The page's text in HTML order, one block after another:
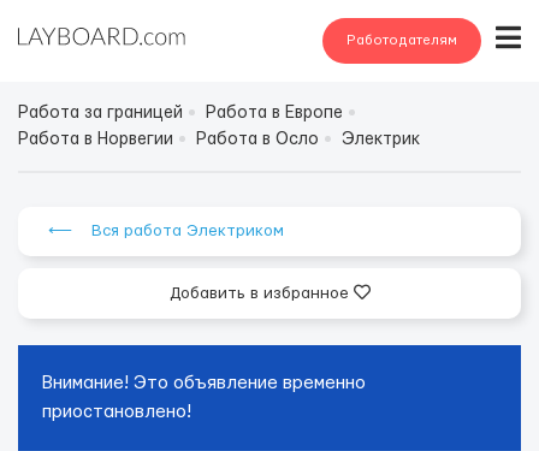
Работодателям
Работа за границей
Работа в Европе
Работа в Норвегии
Работа в Осло Электрик
⟵ Вся работа Электриком
Добавить в избранное
Внимание! Это объявление временно
приостановлено!